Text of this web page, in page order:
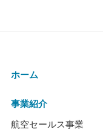
ホーム
事業紹介
航空セールス事業